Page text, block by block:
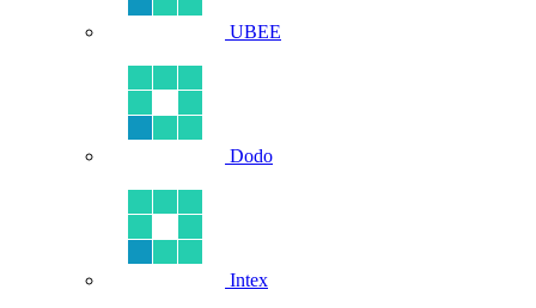
UBEE
Dodo
Intex